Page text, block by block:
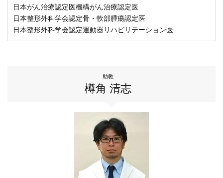
日本がん治療認定医機構がん治療認定医
日本整形外科学会認定骨・軟部腫瘍認定医
日本整形外科学会認定運動器リハビリテーション医
助教
樽角 清志